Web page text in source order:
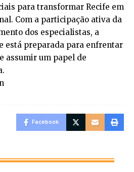
para transformar Recife em
Com a participação ativa da
dos especialistas, a
está preparada para enfrentar
assumir um papel de
Facebook